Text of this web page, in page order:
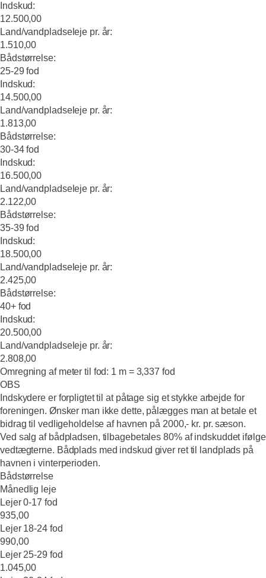
Indskud:
12.500,00
Land/vandpladseleje pr. år:
1.510,00
Bådstørrelse:
25-29 fod
Indskud:
14.500,00
Land/vandpladseleje pr. år:
1.813,00
Bådstørrelse:
30-34 fod
Indskud:
16.500,00
Land/vandpladseleje pr. år:
2.122,00
Bådstørrelse:
35-39 fod
Indskud:
18.500,00
Land/vandpladseleje pr. år:
2.425,00
Bådstørrelse:
40+ fod
Indskud:
20.500,00
Land/vandpladseleje pr. år:
2.808,00
Omregning af meter til fod: 1 m = 3,337 fod
OBS
Indskydere er forpligtet til at påtage sig et stykke arbejde for
foreningen. Ønsker man ikke dette, pålægges man at betale et
bidrag til vedligeholdelse af havnen på 2000,- kr. pr. sæson.
Ved salg af bådpladsen, tilbagebetales 80% af indskuddet ifølge
vedtægterne. Bådplads med indskud giver ret til landplads på
havnen i vinterperioden.
Bådstørrelse
Månedlig leje
Lejer 0-17 fod
935,00
Lejer 18-24 fod
990,00
Lejer 25-29 fod
1.045,00